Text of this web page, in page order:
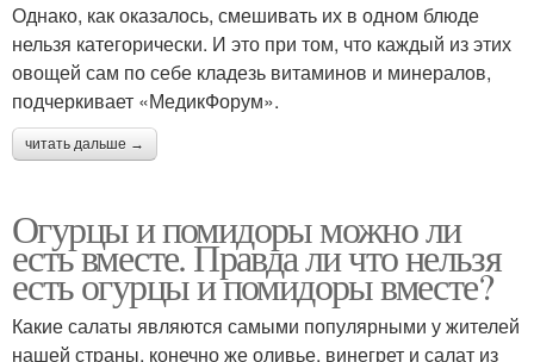
Однако, как оказалось, смешивать их в одном блюде
нельзя категорически. И это при том, что каждый из этих
овощей сам по себе кладезь витаминов и минералов,
подчеркивает «МедикФорум».
читать дальше →
Огурцы и помидоры можно ли
есть вместе. Правда ли что нельзя
есть огурцы и помидоры вместе?
Какие салаты являются самыми популярными у жителей
нашей страны, конечно же оливье, винегрет и салат из